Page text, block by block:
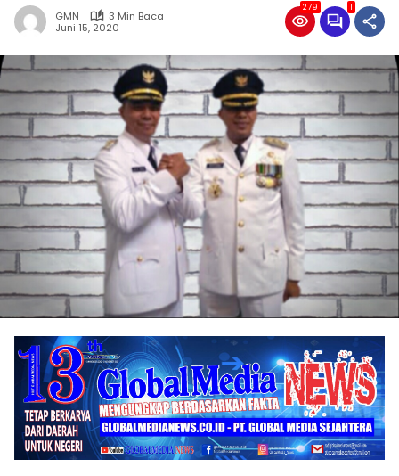
GMN
3 Min Baca
Juni 15, 2020
279 1